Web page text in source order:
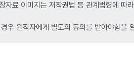
자료 이미지는 저작권법 등 관계법령에
우 원작자에게 별도의 동의를 받아야함을